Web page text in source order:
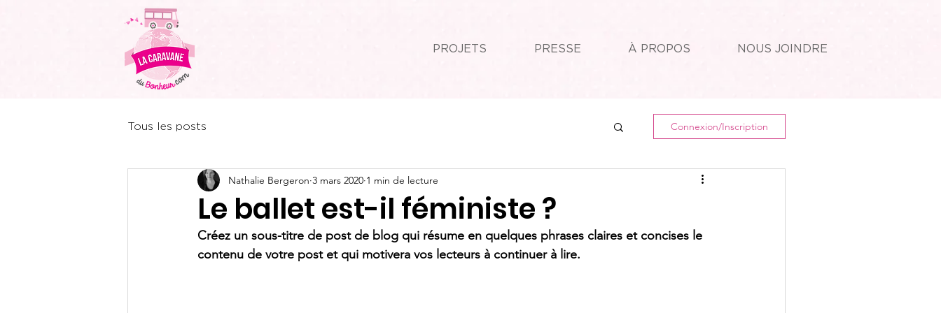
PROJETS PRESSE À PROPOS NOUS JOINDRE
Tous les posts Connexion/Inscription
Le ballet est-il féministe ?
Nathalie Bergeron 3 mars 2020 1 min de lecture
Créez un sous-titre de post de blog qui résume en quelques phrases claires et concises le
contenu de votre post et qui motivera vos lecteurs à continuer à lire.